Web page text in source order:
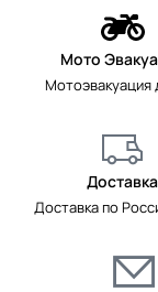
Мото
Мотоэвакуация
Доставка
Доставка по